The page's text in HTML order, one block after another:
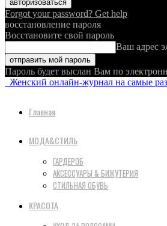
Forgot your password? Get help
восстановление пароля
Восстановите свой пароль
Ваш адрес
Пароль будет выслан Вам по
Женский онлайн-журнал на самые
Главная
МОДА&СТИЛЬ
ГАРДЕРОБ
АКСЕССУАРЫ & БИЖУТЕРИЯ
СТИЛЬНАЯ ОБУВЬ
КРАСОТА